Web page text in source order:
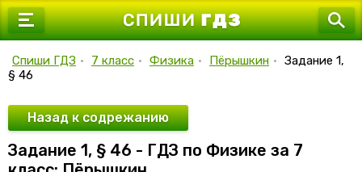
7 класс
9 класс
10 класс
11 класс
Спиши ГДЗ • 7 класс • Физика • Пёрышкин • Задание 1,
§ 46
Назад к содрежанию
Задание 1, § 46 - ГДЗ по Физике за 7